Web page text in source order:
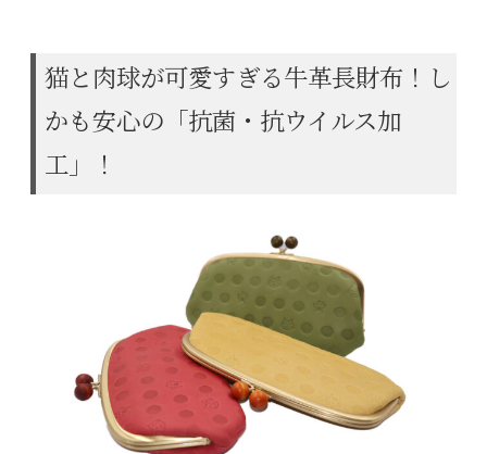
猫と肉球が可愛すぎる牛革長財布！し
かも安心の「抗菌・抗ウイルス加
工」！